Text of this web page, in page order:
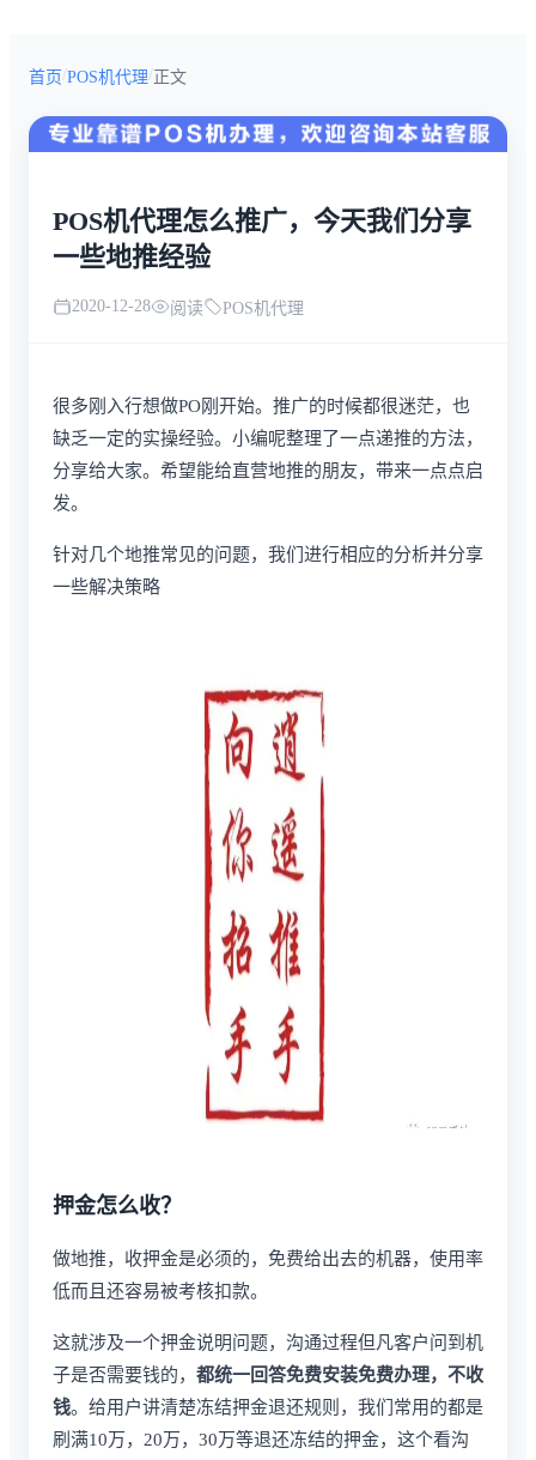
首页/POS机代理/正文
POS机代理怎么推广，今天我们分享
一些地推经验
2020-12-28 阅读 POS机代理
很多刚入行想做PO刚开始。推广的时候都很迷茫，也
缺乏一定的实操经验。小编呢整理了一点递推的方法，
分享给大家。希望能给直营地推的朋友，带来一点点启
发。
针对几个地推常见的问题，我们进行相应的分析并分享
一些解决策略
押金怎么收？
做地推，收押金是必须的，免费给出去的机器，使用率
低而且还容易被考核扣款。
这就涉及一个押金说明问题，沟通过程但凡客户问到机
子是否需要钱的， 都统一回答免费安装免费办理，不收
钱。给用户讲清楚冻结押金退还规则，我们常用的都是
刷满10万，20万，30万等退还冻结的押金，这个看沟